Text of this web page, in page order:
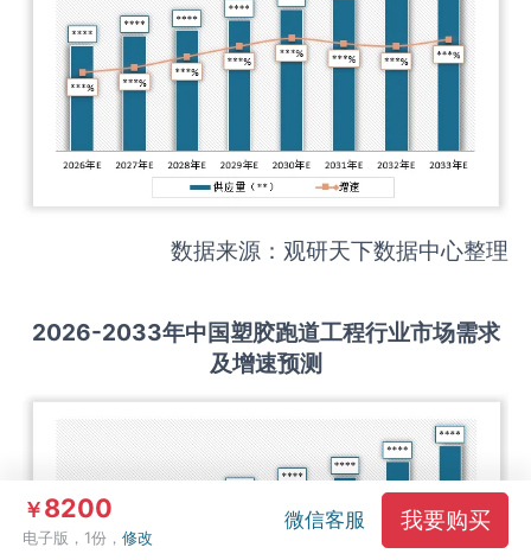
数据来源：观研天下数据中心整理
2026-2033年中国塑胶跑道工程行业市场需求
及增速预测
￥8200
电子版，1份，修改
微信客服 我要购买